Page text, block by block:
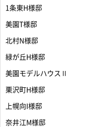
1条東H様邸
美園T様邸
北村N様邸
緑が丘H様邸
美園モデルハウスⅡ
栗沢町H様邸
上幌向I様邸
奈井江M様邸